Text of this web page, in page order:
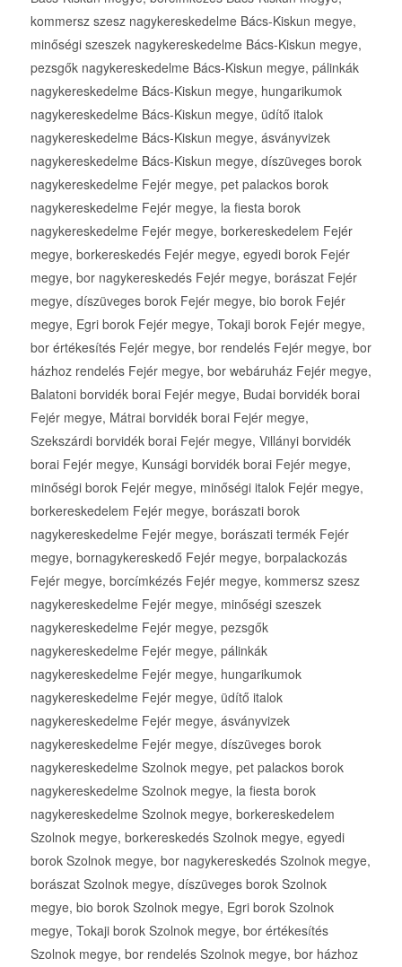
kommersz szesz nagykereskedelme Bács-Kiskun megye,
minőségi szeszek nagykereskedelme Bács-Kiskun megye,
pezsgők nagykereskedelme Bács-Kiskun megye, pálinkák
nagykereskedelme Bács-Kiskun megye, hungarikumok
nagykereskedelme Bács-Kiskun megye, üdítő italok
nagykereskedelme Bács-Kiskun megye, ásványvizek
nagykereskedelme Bács-Kiskun megye, díszüveges borok
nagykereskedelme Fejér megye, pet palackos borok
nagykereskedelme Fejér megye, la fiesta borok
nagykereskedelme Fejér megye, borkereskedelem Fejér
megye, borkereskedés Fejér megye, egyedi borok Fejér
megye, bor nagykereskedés Fejér megye, borászat Fejér
megye, díszüveges borok Fejér megye, bio borok Fejér
megye, Egri borok Fejér megye, Tokaji borok Fejér megye,
bor értékesítés Fejér megye, bor rendelés Fejér megye, bor
házhoz rendelés Fejér megye, bor webáruház Fejér megye,
Balatoni borvidék borai Fejér megye, Budai borvidék borai
Fejér megye, Mátrai borvidék borai Fejér megye,
Szekszárdi borvidék borai Fejér megye, Villányi borvidék
borai Fejér megye, Kunsági borvidék borai Fejér megye,
minőségi borok Fejér megye, minőségi italok Fejér megye,
borkereskedelem Fejér megye, borászati borok
nagykereskedelme Fejér megye, borászati termék Fejér
megye, bornagykereskedő Fejér megye, borpalackozás
Fejér megye, borcímkézés Fejér megye, kommersz szesz
nagykereskedelme Fejér megye, minőségi szeszek
nagykereskedelme Fejér megye, pezsgők
nagykereskedelme Fejér megye, pálinkák
nagykereskedelme Fejér megye, hungarikumok
nagykereskedelme Fejér megye, üdítő italok
nagykereskedelme Fejér megye, ásványvizek
nagykereskedelme Fejér megye, díszüveges borok
nagykereskedelme Szolnok megye, pet palackos borok
nagykereskedelme Szolnok megye, la fiesta borok
nagykereskedelme Szolnok megye, borkereskedelem
Szolnok megye, borkereskedés Szolnok megye, egyedi
borok Szolnok megye, bor nagykereskedés Szolnok megye,
borászat Szolnok megye, díszüveges borok Szolnok
megye, bio borok Szolnok megye, Egri borok Szolnok
megye, Tokaji borok Szolnok megye, bor értékesítés
Szolnok megye, bor rendelés Szolnok megye, bor házhoz